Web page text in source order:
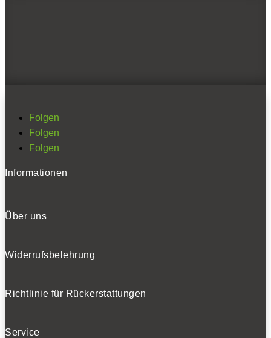
Folgen
Folgen
Folgen
Informationen
Über uns
Widerrufsbelehrung
Richtlinie für Rückerstattungen
Service